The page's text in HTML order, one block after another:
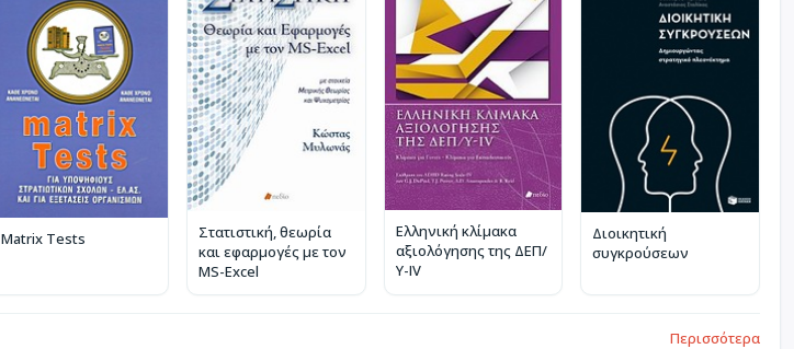
Matrix Tests
Στατιστική, θεωρία
και εφαρμογές με τον
MS-Excel
Ελληνική κλίμακα
αξιολόγησης της ΔΕΠ/
Υ-IV
Διοικητική
συγκρούσεων
Περισσότερα